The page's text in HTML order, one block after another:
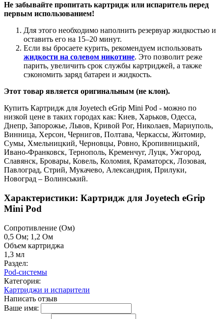
Не забывайте пропитать картридж или испаритель перед
первым использованием!
Для этого необходимо наполнить резервуар жидкостью и
оставить его на 15–20 минут.
Если вы бросаете курить, рекомендуем использовать
жидкости на солевом никотине. Это позволит реже
парить, увеличить срок службы картриджей, а также
сэкономить заряд батареи и жидкость.
Этот товар является оригинальным (не клон).
Купить Картридж для Joyetech eGrip Mini Pod - можно по
низкой цене в таких городах как: Киев, Харьков, Одесса,
Днепр, Запорожье, Львов, Кривой Рог, Николаев, Мариуполь,
Винница, Херсон, Чернигов, Полтава, Черкассы, Житомир,
Сумы, Хмельницкий, Черновцы, Ровно, Кропивницький,
Ивано-Франковск, Тернополь, Кременчуг, Луцк, Ужгород,
Славянск, Бровары, Ковель, Коломия, Краматорск, Лозовая,
Павлоград, Стрий, Мукачево, Александрия, Прилуки,
Новоград – Волинський.
Характеристики: Картридж для Joyetech eGrip
Mini Pod
Cопротивление (Ом)
0,5 Ом; 1,2 Ом
Объем картриджа
1,3 мл
Раздел:
Pod-системы
Категория:
Картриджи и испарители
Написать отзыв
Ваше имя: